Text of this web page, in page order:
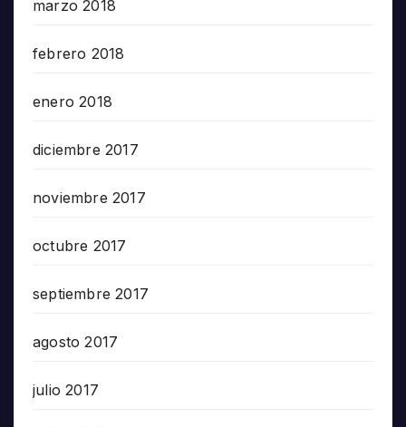
marzo 2018
febrero 2018
enero 2018
diciembre 2017
noviembre 2017
octubre 2017
septiembre 2017
agosto 2017
julio 2017